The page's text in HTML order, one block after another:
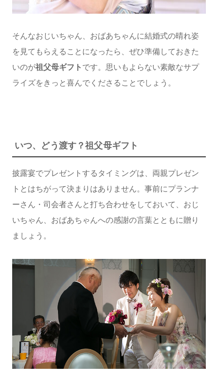
そんなおじいちゃん、おばあちゃんに結婚式の晴れ姿
を見てもらえることになったら、ぜひ準備しておきた
いのが祖父母ギフト です。思いもよらない素敵なサプ
ライズをきっと喜んでくださることでしょう。
いつ、どう渡す？祖父母ギフト
披露宴でプレゼントするタイミングは、両親プレゼン
トとはちがって決まりはありません。事前にプランナ
ーさん・司会者さんと打ち合わせをしておいて、おじ
いちゃん、おばあちゃんへの感謝の言葉とともに贈り
ましょう。